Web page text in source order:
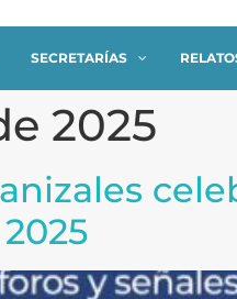
SECRETARÍAS
2025